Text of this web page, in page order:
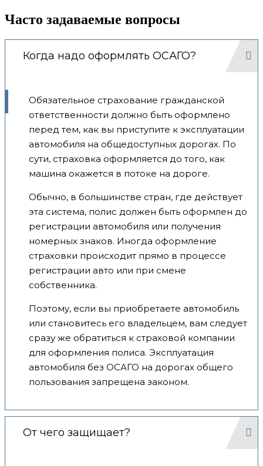
Часто задаваемые вопросы
Когда надо оформлять ОСАГО?
Обязательное страхование гражданской
ответственности должно быть оформлено
перед тем, как вы приступите к эксплуатации
автомобиля на общедоступных дорогах. По
сути, страховка оформляется до того, как
машина окажется в потоке на дороге.
Обычно, в большинстве стран, где действует
эта система, полис должен быть оформлен до
регистрации автомобиля или получения
номерных знаков. Иногда оформление
страховки происходит прямо в процессе
регистрации авто или при смене
собственника.
Поэтому, если вы приобретаете автомобиль
или становитесь его владельцем, вам следует
сразу же обратиться к страховой компании
для оформления полиса. Эксплуатация
автомобиля без ОСАГО на дорогах общего
пользования запрещена законом.
От чего защищает?